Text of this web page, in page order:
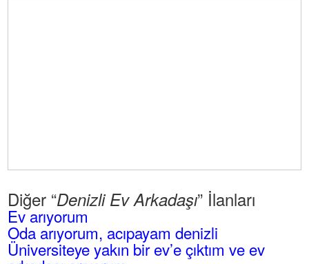
Diğer “Denizli Ev Arkadaşı” İlanları
Ev arıyorum
Oda arıyorum, acıpayam denizli
Üniversiteye yakın bir ev’e çıktım ve ev